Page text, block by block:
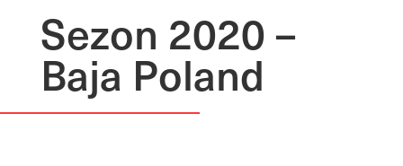
Sezon 2020 –
Baja Poland